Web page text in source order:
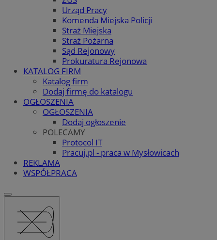
Urząd Pracy
Komenda Miejska Policji
Straż Miejska
Straż Pożarna
Sąd Rejonowy
Prokuratura Rejonowa
KATALOG FIRM
Katalog firm
Dodaj firmę do katalogu
OGŁOSZENIA
OGŁOSZENIA
Dodaj ogłoszenie
POLECAMY
Protocol IT
Pracuj.pl - praca w Mysłowicach
REKLAMA
WSPÓŁPRACA